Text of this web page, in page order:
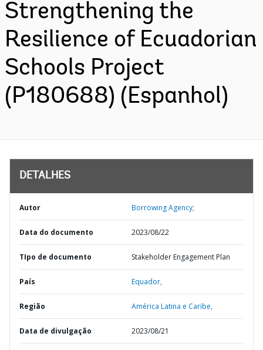
Strengthening the
Resilience of Ecuadorian
Schools Project
(P180688) (Espanhol)
DETALHES
Autor Borrowing Agency;
Data do documento 2023/08/22
TIpo de documento Stakeholder Engagement Plan
País Equador,
Região América Latina e Caribe,
Data de divulgação 2023/08/21